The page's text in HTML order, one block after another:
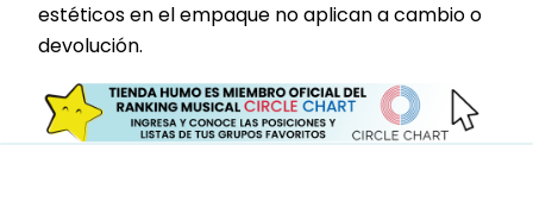
estéticos en el empaque no aplican a cambio o
devolución.